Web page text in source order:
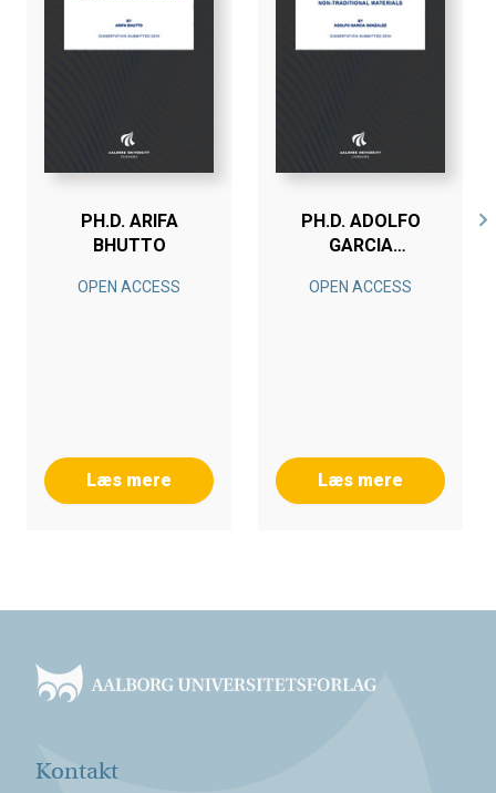
PH.D. ARIFA
BHUTTO
OPEN ACCESS
Læs mere
PH.D. ADOLFO
GARCIA
OPEN ACCESS
Læs mere
Kontakt